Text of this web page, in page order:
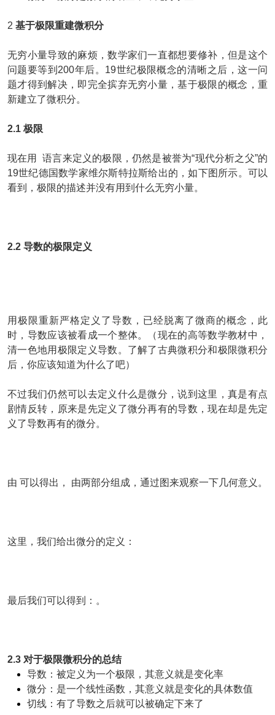
2 基于极限重建微积分
无穷小量导致的麻烦，数学家们一直都想要修补，但是这个
问题要等到200年后。19世纪极限概念的清晰之后，这一问
题才得到解决，即完全摈弃无穷小量，基于极限的概念，重
新建立了微积分。
2.1 极限
现在用
语言来定义的极限，仍然是被誉为“现代分析之父”的
19世纪德国数学家维尔斯特拉斯给出的，如下图所示。可以
看到，极限的描述并没有用到什么无穷小量。
2.2 导数的极限定义
用极限重新严格定义了导数，已经脱离了微商的概念，此
时，导数应该被看成一个整体。（现在的高等数学教材中，
清一色地用极限定义导数。了解了古典微积分和极限微积分
后，你应该知道为什么了吧）
不过我们仍然可以去定义什么是微分，说到这里，真是有点
剧情反转，原来是先定义了微分再有的导数，现在却是先定
义了导数再有的微分。
由 可以得出， 由两部分组成，通过图来观察一下几何意义。
这里，我们给出微分的定义：
最后我们可以得到： 。
2.3 对于极限微积分的总结
导数：被定义为一个极限，其意义就是变化率
微分：是一个线性函数，其意义就是变化的具体数值
切线：有了导数之后就可以被确定下来了